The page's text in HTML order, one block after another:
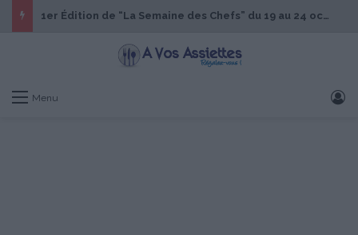
1er Édition de “La Semaine des Chefs” du 19 au 24 octobre 2026
Menu